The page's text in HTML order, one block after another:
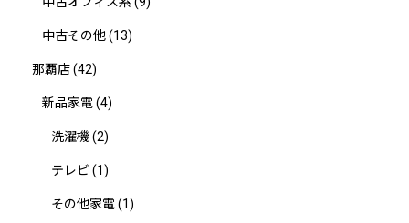
中古その他(13)
那覇店(42)
新品家電(4)
洗濯機 (2)
テレビ (1)
その他家電(1)